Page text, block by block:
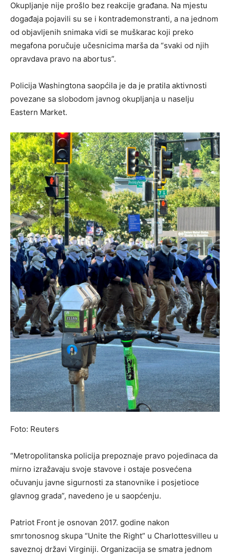
Okupljanje nije prošlo bez reakcije građana. Na mjestu
događaja pojavili su se i kontrademonstranti, a na jednom
od objavljenih snimaka vidi se muškarac koji preko
megafona poručuje učesnicima marša da “svaki od njih
opravdava pravo na abortus”.
Policija Washingtona saopćila je da je pratila aktivnosti
povezane sa slobodom javnog okupljanja u naselju
Eastern Market.
Foto: Reuters
“Metropolitanska policija prepoznaje pravo pojedinaca da
mirno izražavaju svoje stavove i ostaje posvećena
očuvanju javne sigurnosti za stanovnike i posjetioce
glavnog grada”, navedeno je u saopćenju.
Patriot Front je osnovan 2017. godine nakon
smrtonosnog skupa “Unite the Right” u Charlottesvilleu u
saveznoj državi Virginiji. Organizacija se smatra jednom